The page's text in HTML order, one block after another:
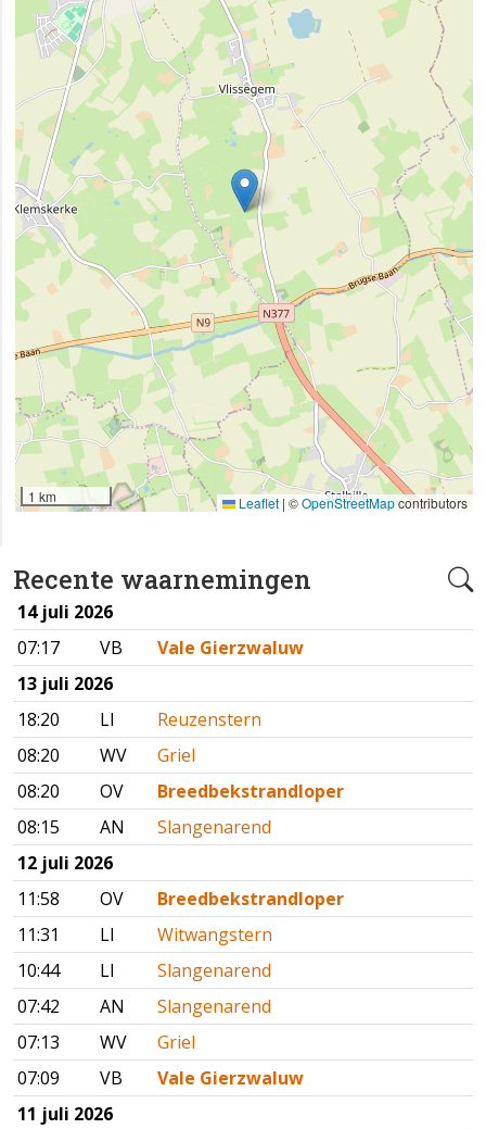
Recente waarnemingen
14 juli 2026
07:17
VB
Vale Gierzwaluw
13 juli 2026
18:20
LI
Reuzenstern
08:20
WV
Griel
08:20
OV
Breedbekstrandloper
08:15
AN
Slangenarend
12 juli 2026
11:58
OV
Breedbekstrandloper
11:31
LI
Witwangstern
10:44
LI
Slangenarend
07:42
AN
Slangenarend
07:13
WV
Griel
07:09
VB
Vale Gierzwaluw
11 juli 2026
1 km Leaflet | ©OpenStreetMapcontributors